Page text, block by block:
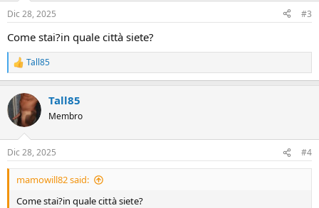
n
s
Dic 28, 2025 #3
Come stai?in quale città siete?
R
e
c
t
i
n
s
:
Tall85
Tall85
Membro
Dic 28, 2025 #4
mamowill82 said:
Come stai?in quale città siete?